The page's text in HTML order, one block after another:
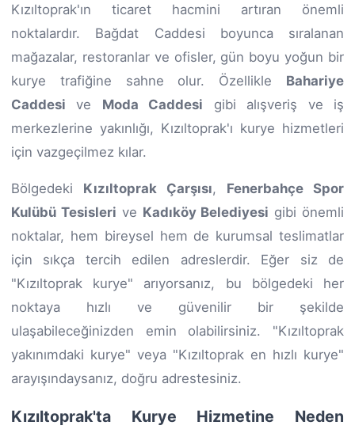
Kızıltoprak'ın ticaret hacmini artıran önemli
noktalardır. Bağdat Caddesi boyunca sıralanan
mağazalar, restoranlar ve ofisler, gün boyu yoğun bir
kurye trafiğine sahne olur. Özellikle Bahariye
Caddesi ve Moda Caddesi gibi alışveriş ve iş
merkezlerine yakınlığı, Kızıltoprak'ı kurye hizmetleri
için vazgeçilmez kılar.
Bölgedeki Kızıltoprak Çarşısı, Fenerbahçe Spor
Kulübü Tesisleri ve Kadıköy Belediyesi gibi önemli
noktalar, hem bireysel hem de kurumsal teslimatlar
için sıkça tercih edilen adreslerdir. Eğer siz de
"Kızıltoprak kurye" arıyorsanız, bu bölgedeki her
noktaya hızlı ve güvenilir bir şekilde
ulaşabileceğinizden emin olabilirsiniz. "Kızıltoprak
yakınımdaki kurye" veya "Kızıltoprak en hızlı kurye"
arayışındaysanız, doğru adrestesiniz.
Kızıltoprak'ta Kurye Hizmetine Neden